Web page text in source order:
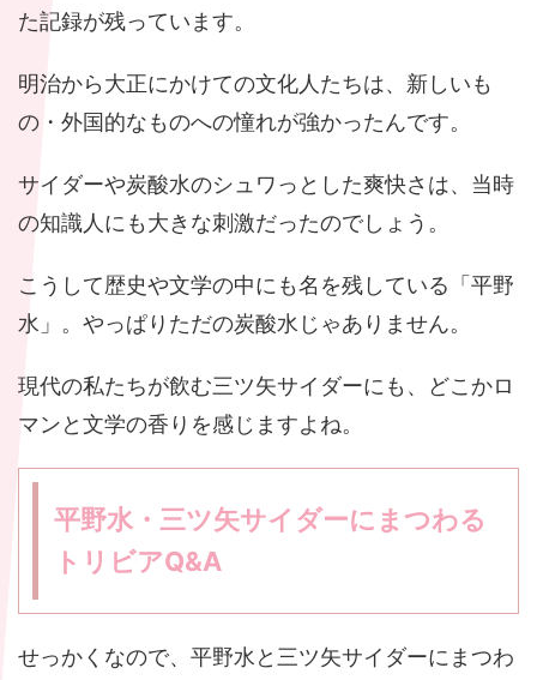
た記録が残っています。
明治から大正にかけての文化人たちは、新しいも
の・外国的なものへの憧れが強かったんです。
サイダーや炭酸水のシュワっとした爽快さは、当時
の知識人にも大きな刺激だったのでしょう。
こうして歴史や文学の中にも名を残している「平野
水」。やっぱりただの炭酸水じゃありません。
現代の私たちが飲む三ツ矢サイダーにも、どこかロ
マンと文学の香りを感じますよね。
平野水・三ツ矢サイダーにまつわる
トリビアQ&A
せっかくなので、平野水と三ツ矢サイダーにまつわ